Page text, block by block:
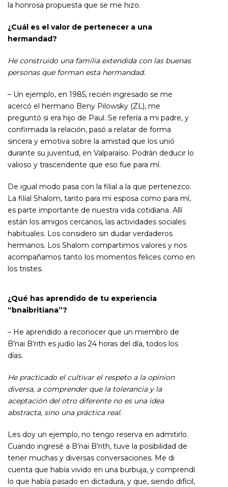
la honrosa propuesta que se me hizo.
¿Cuál es el valor de pertenecer a una
hermandad?
He construido una familia extendida con las buenas
personas que forman esta hermandad.
– Un ejemplo, en 1985, recién ingresado se me
acercó el hermano Beny Pilowsky (ZL), me
preguntó si era hijo de Paul. Se refería a mi padre, y
confirmada la relación, pasó a relatar de forma
sincera y emotiva sobre la amistad que los unió
durante su juventud, en Valparaíso. Podrán deducir lo
valioso y trascendente que eso fue para mí.
De igual modo pasa con la filial a la que pertenezco.
La filial Shalom, tanto para mi esposa como para mí,
es parte importante de nuestra vida cotidiana. Allí
están los amigos cercanos, las actividades sociales
habituales. Los considero sin dudar verdaderos
hermanos. Los Shalom compartimos valores y nos
acompañamos tanto los momentos felices como en
los tristes.
¿Qué has aprendido de tu experiencia
“bnaibritiana”?
– He aprendido a reconocer que un miembro de
B’nai B’rith es judío las 24 horas del día, todos los
días.
He practicado el cultivar el respeto a la opinion
diversa, a comprender que la tolerancia y la
aceptación del otro diferente no es una idea
abstracta, sino una práctica real.
Les doy un ejemplo, no tengo reserva en admitirlo.
Cuando ingresé a B’nai B’rith, tuve la posibilidad de
tener muchas y diversas conversaciones. Me di
cuenta que había vivido en una burbuja, y comprendí
lo que había pasado en dictadura, y que, siendo difícil,